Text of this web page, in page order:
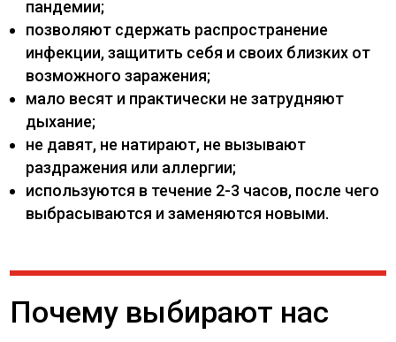
пандемии;
позволяют сдержать распространение
инфекции, защитить себя и своих близких от
возможного заражения;
мало весят и практически не затрудняют
дыхание;
не давят, не натирают, не вызывают
раздражения или аллергии;
используются в течение 2-3 часов, после чего
выбрасываются и заменяются новыми.
Почему выбирают нас